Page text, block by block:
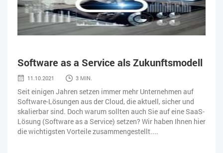
Software as a Service als Zukunftsmodell
11.10.2021 3 MIN.
Seit einigen Jahren setzen immer mehr Unternehmen auf
Software-Lösungen aus der Cloud, die aktuell, sicher und
skalierbar sind. Doch warum sollten auch Sie auf eine SaaS-
Lösung (Software as a Service) setzen? Wir haben Ihnen hier
die wichtigsten Vorteile zusammengestellt....